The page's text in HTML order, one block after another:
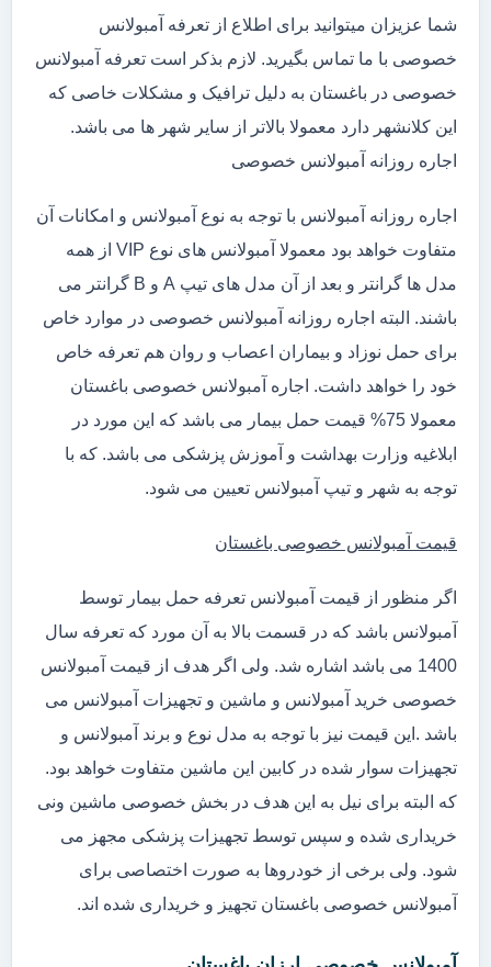
شما عزیزان میتوانید برای اطلاع از تعرفه آمبولانس
خصوصی با ما تماس بگیرید. لازم بذکر است تعرفه آمبولانس
خصوصی در باغستان به دلیل ترافیک و مشکلات خاصی که
این کلانشهر دارد معمولا بالاتر از سایر شهر ها می باشد.
اجاره روزانه آمبولانس خصوصی
اجاره روزانه آمبولانس با توجه به نوع آمبولانس و امکانات آن
متفاوت خواهد بود معمولا آمبولانس های نوع VIP از همه
مدل ها گرانتر و بعد از آن مدل های تیپ A و B گرانتر می
باشند. البته اجاره روزانه آمبولانس خصوصی در موارد خاص
برای حمل نوزاد و بیماران اعصاب و روان هم تعرفه خاص
خود را خواهد داشت. اجاره آمبولانس خصوصی باغستان
معمولا 75% قیمت حمل بیمار می باشد که این مورد در
ابلاغیه وزارت بهداشت و آموزش پزشکی می باشد. که با
توجه به شهر و تیپ آمبولانس تعیین می شود.
قیمت آمبولانس خصوصی باغستان
اگر منظور از قیمت آمبولانس تعرفه حمل بیمار توسط
آمبولانس باشد که در قسمت بالا به آن مورد که تعرفه سال
1400 می باشد اشاره شد. ولی اگر هدف از قیمت آمبولانس
خصوصی خرید آمبولانس و ماشین و تجهیزات آمبولانس می
باشد .این قیمت نیز با توجه به مدل نوع و برند آمبولانس و
تجهیزات سوار شده در کابین این ماشین متفاوت خواهد بود.
که البته برای نیل به این هدف در بخش خصوصی ماشین ونی
خریداری شده و سپس توسط تجهیزات پزشکی مجهز می
شود. ولی برخی از خودروها به صورت اختصاصی برای
آمبولانس خصوصی باغستان تجهیز و خریداری شده اند.